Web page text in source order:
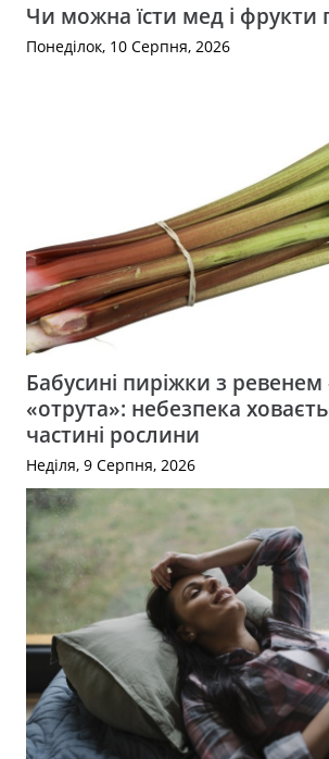
Чи можна їсти мед і фрукти
Понеділок, 10 Серпня, 2026
Бабусині пиріжки з
«отрута»: небезпека
частині рослини
Неділя, 9 Серпня, 2026